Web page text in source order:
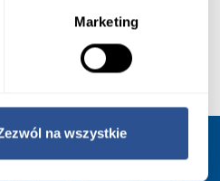
Marketing
na wszystkie